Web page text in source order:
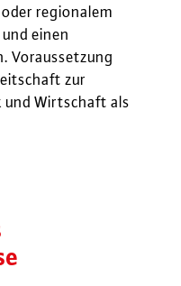
regionalem
einen
Voraussetzung
zur
und Wirtschaft als